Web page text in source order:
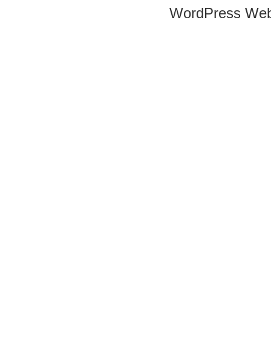
WordPress